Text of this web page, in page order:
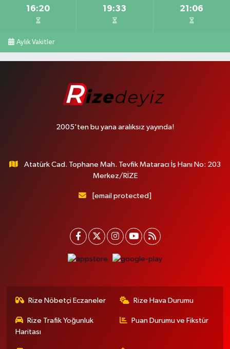
16:20 19:33 21:06
Aylık Vakitler
2005'ten bu yana aralıksız yayında!
Atatürk Cad. Tophane Mah. Tevfik Mataracı İş Hanı No: 203
Merkez/RİZE
[email protected]
Rize Nöbetçi Eczaneler Rize Hava Durumu
Rize Trafik Yoğunluk
Haritası
Puan Durumu ve Fikstür